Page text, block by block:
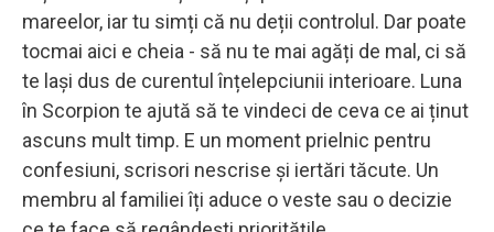
mareelor, iar tu simți că nu deții controlul. Dar poate
tocmai aici e cheia - să nu te mai agăți de mal, ci să
te lași dus de curentul înțelepciunii interioare. Luna
în Scorpion te ajută să te vindeci de ceva ce ai ținut
ascuns mult timp. E un moment prielnic pentru
confesiuni, scrisori nescrise și iertări tăcute. Un
membru al familiei îți aduce o veste sau o decizie